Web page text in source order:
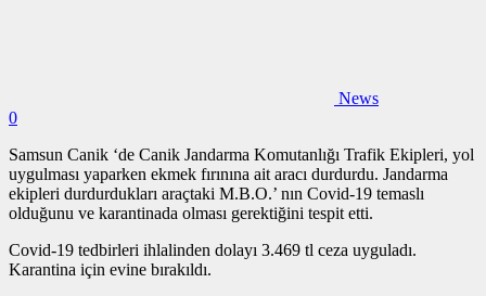
News
0
Samsun Canik ‘de Canik Jandarma Komutanlığı Trafik Ekipleri, yol
uygulması yaparken ekmek fırınına ait aracı durdurdu. Jandarma
ekipleri durdurdukları araçtaki M.B.O.’ nın Covid-19 temaslı
olduğunu ve karantinada olması gerektiğini tespit etti.
Covid-19 tedbirleri ihlalinden dolayı 3.469 tl ceza uyguladı.
Karantina için evine bırakıldı.